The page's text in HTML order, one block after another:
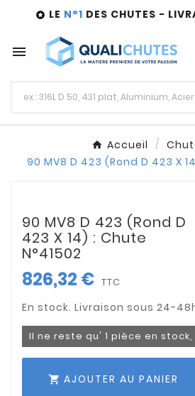
 LE N°1 DES CHUTES -

Accueil
90 MV8 D 423 (Rond D 423 X
90 MV8 D 423 (Rond D
423 X 14) : Chute
N°41502
826,32 € TTC
Il ne reste qu' 1 pièce en
 AJOUTER AU PANIER